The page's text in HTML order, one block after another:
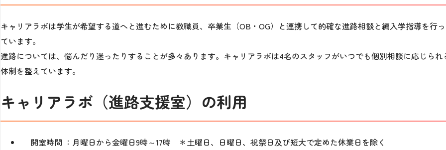
キャリアラボは学生が希望する道へと進むために教職員、卒業生（OB・OG）と連携して的確な進路相談と編入学指導を行っ
ています。
進路については、悩んだり迷ったりすることが多々あります。キャリアラボは4名のスタッフがいつでも個別相談に応じられ
体制を整えています。
キャリアラボ（進路支援室）の利用
開室時間 ：月曜日から金曜日9時～17時 ＊土曜日、日曜日、祝祭日及び短大で定めた休業日を除く